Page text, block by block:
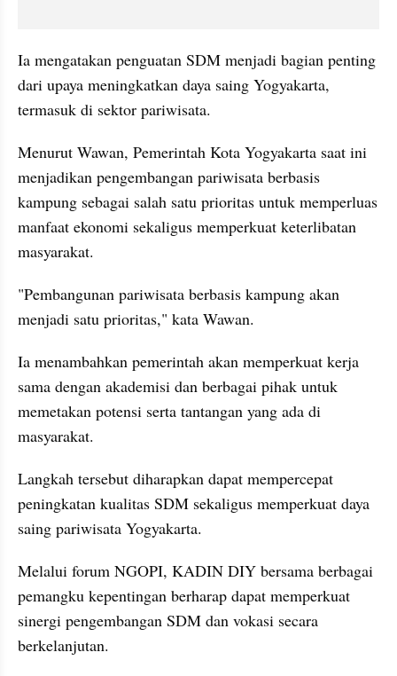
Ia mengatakan penguatan SDM menjadi bagian penting
dari upaya meningkatkan daya saing Yogyakarta,
termasuk di sektor pariwisata.
Menurut Wawan, Pemerintah Kota Yogyakarta saat ini
menjadikan pengembangan pariwisata berbasis
kampung sebagai salah satu prioritas untuk memperluas
manfaat ekonomi sekaligus memperkuat keterlibatan
masyarakat.
"Pembangunan pariwisata berbasis kampung akan
menjadi satu prioritas," kata Wawan.
Ia menambahkan pemerintah akan memperkuat kerja
sama dengan akademisi dan berbagai pihak untuk
memetakan potensi serta tantangan yang ada di
masyarakat.
Langkah tersebut diharapkan dapat mempercepat
peningkatan kualitas SDM sekaligus memperkuat daya
saing pariwisata Yogyakarta.
Melalui forum NGOPI, KADIN DIY bersama berbagai
pemangku kepentingan berharap dapat memperkuat
sinergi pengembangan SDM dan vokasi secara
berkelanjutan.